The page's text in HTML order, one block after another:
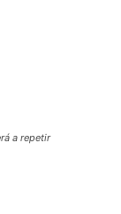
a repetir